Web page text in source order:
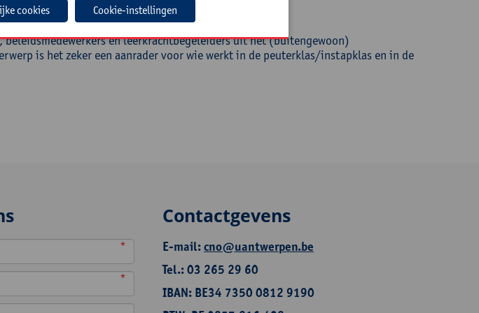
en leerkrachtbegeleiders uit het (buitengewoon)
is het zeker een aanrader voor wie werkt in de peuterklas/instapklas en in de
*
*
Contactgevens
E-mail:cno@uantwerpen.be
Tel.: 03 265 29 60
IBAN: BE34 7350 0812 9190
Cookie-instellingen